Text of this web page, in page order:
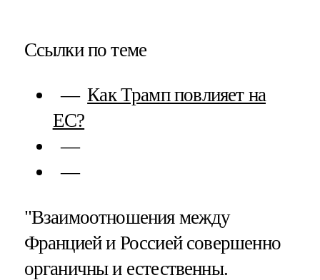
Ссылки по теме
Как Трамп повлияет на
ЕС?
"Взаимоотношения между
Францией и Россией совершенно
органичны и естественны.